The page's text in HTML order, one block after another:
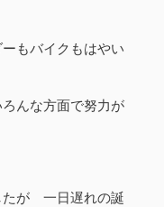
もバイクもはやい
んな方面で努力が
が 一日遅れの誕